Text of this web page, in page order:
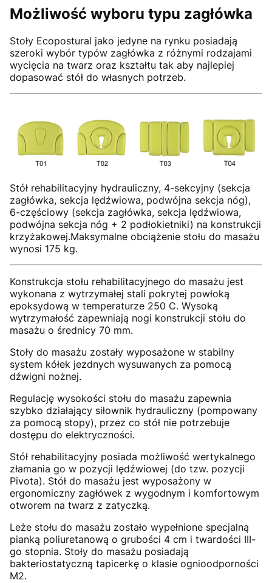
Możliwość wyboru typu zagłówka
Stoły Ecopostural jako jedyne na rynku posiadają
szeroki wybór typów zagłówka z różnymi rodzajami
wycięcia na twarz oraz kształtu tak aby najlepiej
dopasować stół do własnych potrzeb.
Stół rehabilitacyjny hydrauliczny, 4-sekcyjny (sekcja
zagłówka, sekcja lędźwiowa, podwójna sekcja nóg),
6-częściowy (sekcja zagłówka, sekcja lędźwiowa,
podwójna sekcja nóg + 2 podłokietniki) na konstrukcji
krzyżakowej.Maksymalne obciążenie stołu do masażu
wynosi 175 kg.
Konstrukcja stołu rehabilitacyjnego do masażu jest
wykonana z wytrzymałej stali pokrytej powłoką
epoksydową w temperaturze 250 C. Wysoką
wytrzymałość zapewniają nogi konstrukcji stołu do
masażu o średnicy 70 mm.
Stoły do masażu zostały wyposażone w stabilny
system kółek jezdnych wysuwanych za pomocą
dźwigni nożnej.
Regulację wysokości stołu do masażu zapewnia
szybko działający siłownik hydrauliczny (pompowany
za pomocą stopy), przez co stół nie potrzebuje
dostępu do elektryczności.
Stół rehabilitacyjny posiada możliwość wertykalnego
złamania go w pozycji lędźwiowej (do tzw. pozycji
Pivota). Stół do masażu jest wyposażony w
ergonomiczny zagłówek z wygodnym i komfortowym
otworem na twarz z zatyczką.
Leże stołu do masażu zostało wypełnione specjalną
pianką poliuretanową o grubości 4 cm i twardości III-
go stopnia. Stoły do masażu posiadają
bakteriostatyczną tapicerkę o klasie ognioodporności
M2.